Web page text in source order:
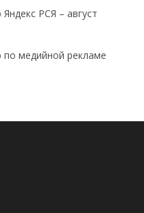
РСЯ – август
медийной рекламе